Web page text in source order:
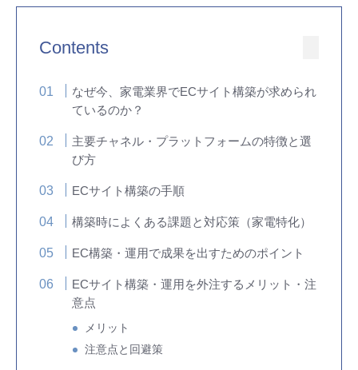
Contents
なぜ今、家電業界でECサイト構築が求められ
ているのか？
主要チャネル・プラットフォームの特徴と選
び方
ECサイト構築の手順
構築時によくある課題と対応策（家電特化）
EC構築・運用で成果を出すためのポイント
ECサイト構築・運用を外注するメリット・注
意点
メリット
注意点と回避策